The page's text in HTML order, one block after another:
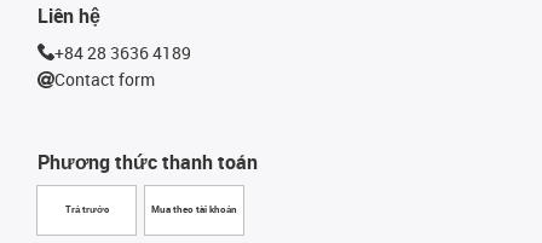
Phương thức thanh toán
Trả trước Mua theo tài khoản
Liên hệ
+84 28 3636 4189
Contact form